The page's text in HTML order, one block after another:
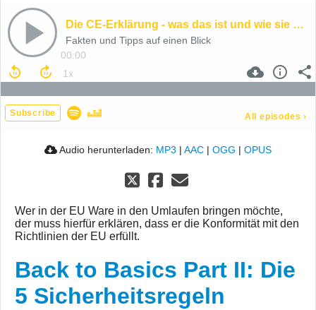
Die CE-Erklärung - was das ist und wie sie funktioniert
Fakten und Tipps auf einen Blick
00:00
Subscribe All episodes ›
Audio herunterladen: MP3 | AAC | OGG | OPUS
Wer in der EU Ware in den Umlaufen bringen möchte,
der muss hierfür erklären, dass er die Konformität mit den
Richtlinien der EU erfüllt.
Back to Basics Part II: Die
5 Sicherheitsregeln